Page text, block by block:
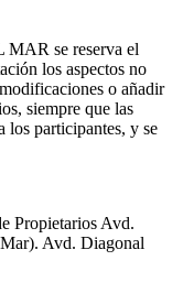
se reserva el
los aspectos no
o añadir
siempre que las
los participantes, y se
Propietarios Avd.
Avd. Diagonal